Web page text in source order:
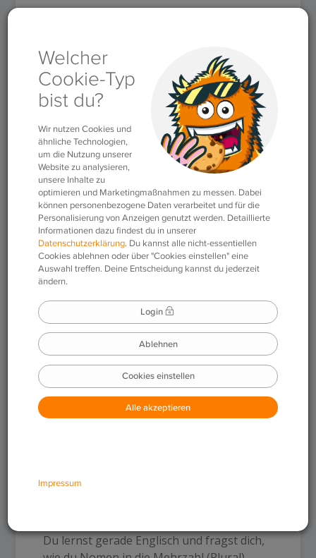
Rubriken»Vokabeln & Grammatik»Plural im Englischen
richtig bilden: Ausnahmen, Beispiele & Übungen
Plural im Englischen
richtig bilden:
Ausnahmen, Beispiele
& Übungen
17.09.2025
Du lernst gerade Englisch und fragst dich,